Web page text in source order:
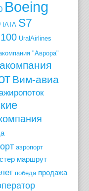
Boeing
IATA S7
UralAirlines
"Аврора"
Вим-авиа
аэропорт
маршрут
победа продажа